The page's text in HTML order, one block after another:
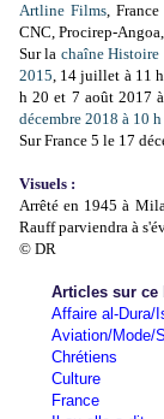
Artline Films,
CNC, Procirep-
Sur la chaîne Histoire
2015, 14 juillet à 11
h 20 et 7 août 2017
décembre 2018 à 10
Sur France 5 le 17
Visuels :
Arrêté en 1945 à
Rauff parviendra à
© DR
Articles sur ce
Affaire al-Dura/
Aviation/Mode/
Chrétiens
Culture
France